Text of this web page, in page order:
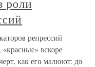
роли
репрессий
вскоре
как его малюют: до